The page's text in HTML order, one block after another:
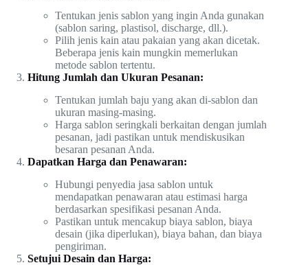
Tentukan jenis sablon yang ingin Anda gunakan
(sablon saring, plastisol, discharge, dll.).
Pilih jenis kain atau pakaian yang akan dicetak.
Beberapa jenis kain mungkin memerlukan
metode sablon tertentu.
Hitung Jumlah dan Ukuran Pesanan:
Tentukan jumlah baju yang akan di-sablon dan
ukuran masing-masing.
Harga sablon seringkali berkaitan dengan jumlah
pesanan, jadi pastikan untuk mendiskusikan
besaran pesanan Anda.
Dapatkan Harga dan Penawaran:
Hubungi penyedia jasa sablon untuk
mendapatkan penawaran atau estimasi harga
berdasarkan spesifikasi pesanan Anda.
Pastikan untuk mencakup biaya sablon, biaya
desain (jika diperlukan), biaya bahan, dan biaya
pengiriman.
Setujui Desain dan Harga: